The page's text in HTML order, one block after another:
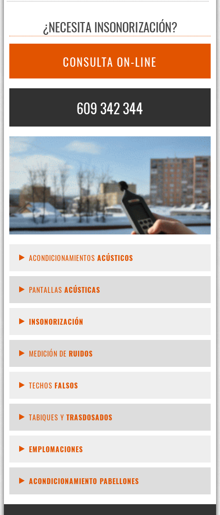
¿NECESITA INSONORIZACIÓN?
CONSULTA ON-LINE
609 342 344
ACONDICIONAMIENTOS ACÚSTICOS
PANTALLAS ACÚSTICAS
INSONORIZACIÓN
MEDICIÓN DE RUIDOS
TECHOS FALSOS
TABIQUES Y TRASDOSADOS
EMPLOMACIONES
ACONDICIONAMIENTO PABELLONES